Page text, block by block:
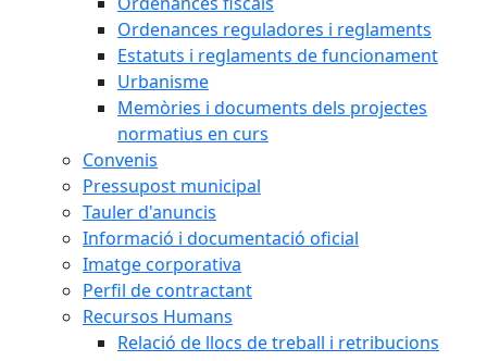
Ordenances reguladores i reglaments
Estatuts i reglaments de funcionament
Urbanisme
Memòries i documents dels projectes
normatius en curs
Convenis
Pressupost municipal
Tauler d'anuncis
Informació i documentació oficial
Imatge corporativa
Perfil de contractant
Recursos Humans
Relació de llocs de treball i retribucions